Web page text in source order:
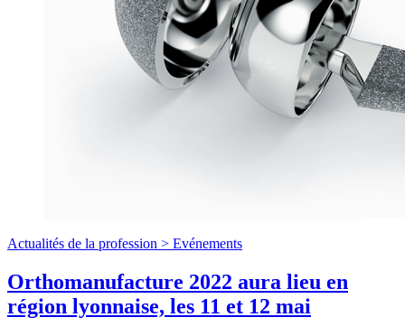
Actualités de la profession > Evénements
Orthomanufacture 2022 aura lieu en
région lyonnaise, les 11 et 12 mai